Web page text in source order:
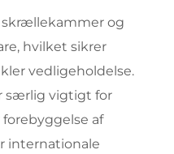
og
hvilket sikrer
vedligeholdelse.
særlig vigtigt for
af
internationale